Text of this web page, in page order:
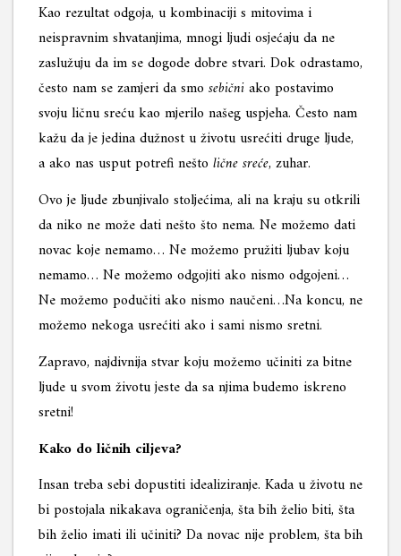
Kao rezultat odgoja, u kombinaciji s mitovima i
neispravnim shvatanjima, mnogi ljudi osjećaju da ne
zaslužuju da im se dogode dobre stvari. Dok odrastamo,
često nam se zamjeri da smo sebičniako postavimo
svoju ličnu sreću kao mjerilo našeg uspjeha. Često nam
kažu da je jedina dužnost u životu usrećiti druge ljude,
a ako nas usput potrefi nešto lične sreće, zuhar.
Ovo je ljude zbunjivalo stoljećima, ali na kraju su otkrili
da niko ne može dati nešto što nema. Ne možemo dati
novac koje nemamo… Ne možemo pružiti ljubav koju
nemamo… Ne možemo odgojiti ako nismo odgojeni…
Ne možemo podučiti ako nismo naučeni…Na koncu, ne
možemo nekoga usrećiti ako i sami nismo sretni.
Zapravo, najdivnija stvar koju možemo učiniti za bitne
ljude u svom životu jeste da sa njima budemo iskreno
sretni!
Kako do ličnih ciljeva?
Insan treba sebi dopustiti idealiziranje. Kada u životu ne
bi postojala nikakava ograničenja, šta bih želio biti, šta
bih želio imati ili učiniti? Da novac nije problem, šta bih